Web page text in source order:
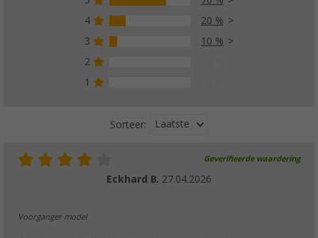
4
20 %
3
10 %
2
1
Sorteer: Laatste
Geverifieerde waardering
Eckhard B. 27.04.2026
Voorganger model